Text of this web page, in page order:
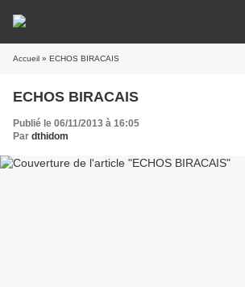
Accueil » ECHOS BIRACAIS
ECHOS BIRACAIS
Publié le 06/11/2013 à 16:05
Par dthidom